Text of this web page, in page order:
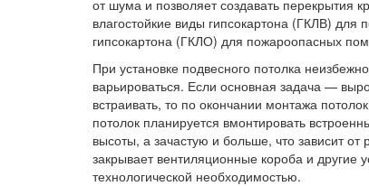
от шума и позволяет создавать
влагостойкие виды гипсокартона (ГКЛВ)
гипсокартона (ГКЛО) для пожароопасных
При установке подвесного потолка
варьироваться. Если основная задача —
встраивать, то по окончании монтажа
потолок планируется вмонтировать
высоты, а зачастую и больше, что зависит от
закрывает вентиляционные короба и другие
технологической необходимостью.